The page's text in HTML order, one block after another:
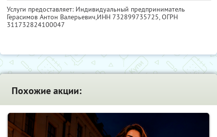
Услуги предоставляет: Индивидуальный предприниматель
Герасимов Антон Валерьевич,ИНН 732899735725, ОГРН
311732824100047
Похожие акции: